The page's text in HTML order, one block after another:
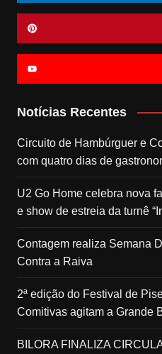
Notícias Recentes
Circuito de Hambúrguer e
com quatro dias de
U2 Go Home celebra nova
e show de estreia da turnê
Contagem realiza Semana
Contra a Raiva
2ª edição do Festival de
Comitivas agitam a Grande
BILORA FINALIZA